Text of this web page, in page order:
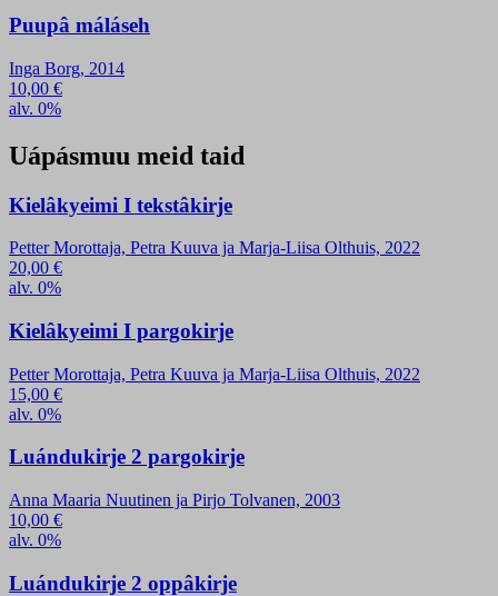
Puupâ máláseh
Inga Borg, 2014
10,00 €
alv. 0%
Uápásmuu meid taid
Kielâkyeimi I tekstâkirje
Petter Morottaja, Petra Kuuva ja Marja-Liisa Olthuis, 2022
20,00 €
alv. 0%
Kielâkyeimi I pargokirje
Petter Morottaja, Petra Kuuva ja Marja-Liisa Olthuis, 2022
15,00 €
alv. 0%
Luándukirje 2 pargokirje
Anna Maaria Nuutinen ja Pirjo Tolvanen, 2003
10,00 €
alv. 0%
Luándukirje 2 oppâkirje